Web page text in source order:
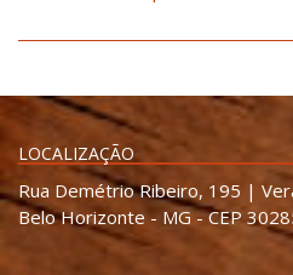
LOCALIZAÇÃO
Rua Demétrio Ribeiro, 195 |
Belo Horizonte - MG - CEP